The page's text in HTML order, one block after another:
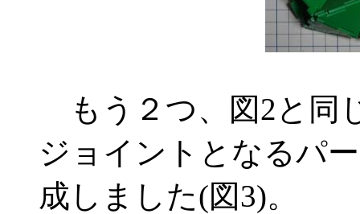
もう２つ、図2と同
ジョイントとなるパ
成しました(図3)。